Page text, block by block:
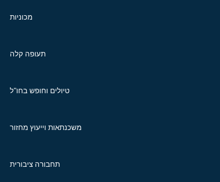
מכוניות
תעופה קלה
טיולים וחופש בחו"ל
משכנתאות וייעוץ מחזור
תחבורה ציבורית